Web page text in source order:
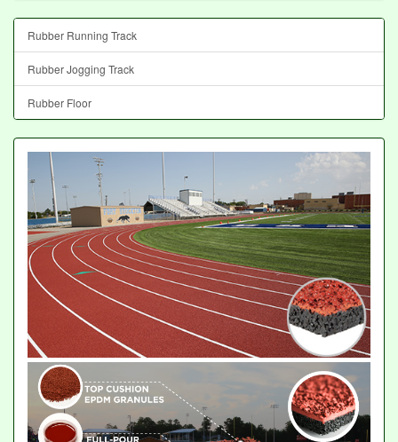
Rubber Running Track
Rubber Jogging Track
Rubber Floor